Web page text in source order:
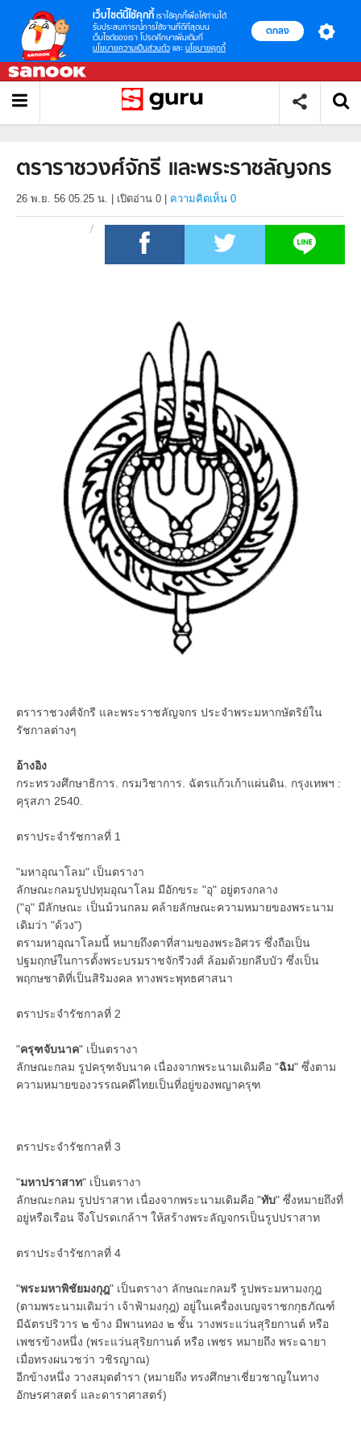
เว็บไซต์นี้ใช้คุกกี้ เราใช้คุกกี้เพื่อให้ท่านได้
รับประสบการณ์การใช้งานที่ดีที่สุดบน
เว็บไซต์ของเรา โปรดศึกษาเพิ่มเติมที่
นโยบายความเป็นส่วนตัว และ นโยบายคุกกี้
ตกลง
ตราราชวงศ์จักรี และพระราชลัญจกร
26 พ.ย. 56 05.25 น. เปิดอ่าน 0 ความคิดเห็น 0
ตราราชวงศ์จักรี และพระราชลัญจกร ประจำพระมหากษัตริย์ใน
รัชกาลต่างๆ
อ้างอิง
กระทรวงศึกษาธิการ. กรมวิชาการ. ฉัตรแก้วเก้าแผ่นดิน. กรุงเทพฯ :
คุรุสภา 2540.
ตราประจำรัชกาลที่ 1
"มหาอุณาโลม" เป็นตรางา
ลักษณะกลมรูปปทุมอุณาโลม มีอักขระ "อุ" อยู่ตรงกลาง
("อุ" มีลักษณะ เป็นม้วนกลม คล้ายลักษณะความหมายของพระนาม
เดิมว่า "ด้วง")
ตรามหาอุณาโลมนี้ หมายถึงตาที่สามของพระอิศวร ซึ่งถือเป็น
ปฐมฤกษ์ในการตั้งพระบรมราชจักรีวงศ์ ล้อมด้วยกลีบบัว ซึ่งเป็น
พฤกษชาติที่เป็นสิริมงคล ทางพระพุทธศาสนา
ตราประจำรัชกาลที่ 2
"ครุฑจับนาค" เป็นตรางา
ลักษณะกลม รูปครุฑจับนาค เนื่องจากพระนามเดิมคือ "ฉิม" ซึ่งตาม
ความหมายของวรรณคดีไทยเป็นที่อยู่ของพญาครุฑ
ตราประจำรัชกาลที่ 3
"มหาปราสาท" เป็นตรางา
ลักษณะกลม รูปปราสาท เนื่องจากพระนามเดิมคือ "ทับ" ซึ่งหมายถึงที่
อยู่หรือเรือน จึงโปรดเกล้าฯ ให้สร้างพระลัญจกรเป็นรูปปราสาท
ตราประจำรัชกาลที่ 4
"พระมหาพิชัยมงกุฎ" เป็นตรางา ลักษณะกลมรี รูปพระมหามงกุฎ
(ตามพระนามเดิมว่า เจ้าฟ้ามงกุฎ) อยู่ในเครื่องเบญจราชกกุธภัณฑ์
มีฉัตรปริวาร ๒ ข้าง มีพานทอง ๒ ชั้น วางพระแว่นสุริยกานต์ หรือ
เพชรข้างหนึ่ง (พระแว่นสุริยกานต์ หรือ เพชร หมายถึง พระฉายา
เมื่อทรงผนวชว่า วชิรญาณ)
อีกข้างหนึ่ง วางสมุดตำรา (หมายถึง ทรงศึกษาเชี่ยวชาญในทาง
อักษรศาสตร์ และดาราศาสตร์)